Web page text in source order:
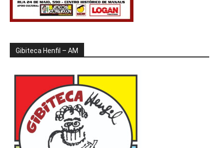
Gibiteca Henfil – AM